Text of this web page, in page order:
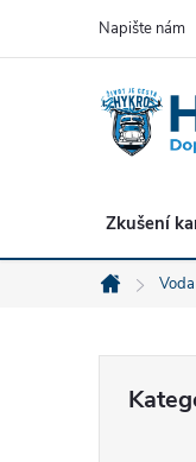
Napište nám
Zkušení
Domů
kategorie